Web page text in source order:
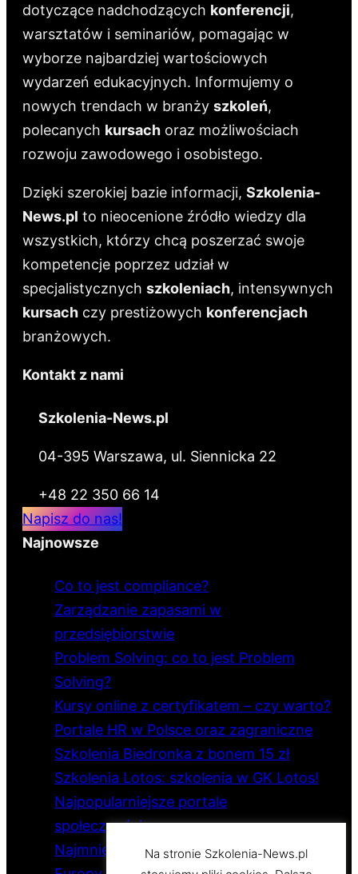
dotyczące nadchodzących konferencji,
warsztatów i seminariów, pomagając w
wyborze najbardziej wartościowych
wydarzeń edukacyjnych. Informujemy o
nowych trendach w branży szkoleń,
polecanych kursach oraz możliwościach
rozwoju zawodowego i osobistego.
Dzięki szerokiej bazie informacji, Szkolenia-
News.pl to nieocenione źródło wiedzy dla
wszystkich, którzy chcą poszerzać swoje
kompetencje poprzez udział w
specjalistycznych szkoleniach, intensywnych
kursach czy prestiżowych konferencjach
branżowych.
Kontakt z nami
Szkolenia-News.pl
04-395 Warszawa, ul. Siennicka 22
+48 22 350 66 14
Napisz do nas!
Najnowsze
Co to jest compliance?
Zarządzanie zapasami w
przedsiębiorstwie
Problem Solving: co to jest Problem
Solving?
Kursy online z certyfikatem – czy warto?
Portale HR w Polsce oraz zagraniczne
Szkolenia Biedronka z bonem 15 zł
Szkolenia Lotos: szkolenia w GK Lotos!
Najpopularniejsze portale
społecznościowe
Najmniejsze i największe państwo
Na stronie Szkolenia-News.pl